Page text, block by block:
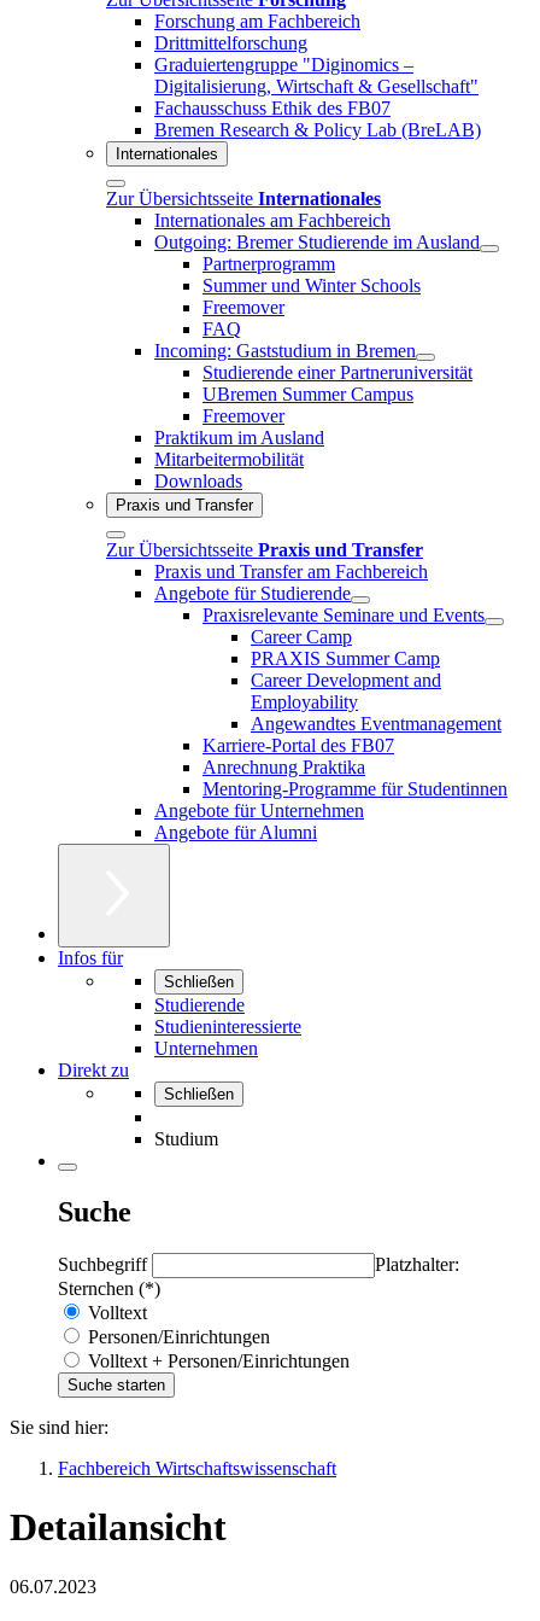
Forschung am Fachbereich
Drittmittelforschung
Graduiertengruppe "Diginomics –
Digitalisierung, Wirtschaft & Gesellschaft"
Fachausschuss Ethik des FB07
Bremen Research & Policy Lab (BreLAB)
Internationales
Zur Übersichtsseite Internationales
Internationales am Fachbereich
Outgoing: Bremer Studierende im Ausland
Partnerprogramm
Summer und Winter Schools
Freemover
FAQ
Incoming: Gaststudium in Bremen
Studierende einer Partneruniversität
UBremen Summer Campus
Freemover
Praktikum im Ausland
Mitarbeitermobilität
Downloads
Praxis und Transfer
Zur Übersichtsseite Praxis und Transfer
Praxis und Transfer am Fachbereich
Angebote für Studierende
Praxisrelevante Seminare und Events
Career Camp
PRAXIS Summer Camp
Career Development and
Employability
Angewandtes Eventmanagement
Karriere-Portal des FB07
Anrechnung Praktika
Mentoring-Programme für Studentinnen
Angebote für Unternehmen
Angebote für Alumni
Infos für
Schließen
Studierende
Studieninteressierte
Unternehmen
Direkt zu
Schließen
Studium
Suche
Suchbegriff
Platzhalter:
Sternchen (*)
Volltext
Personen/Einrichtungen
Volltext + Personen/Einrichtungen
Sie sind hier:
Fachbereich Wirtschaftswissenschaft
Detailansicht
06.07.2023